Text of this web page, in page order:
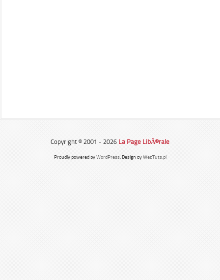
Copyright © 2001 - 2026 La Page LibÃ©rale
Proudly powered byWordPress. Design byWebTuts.pl